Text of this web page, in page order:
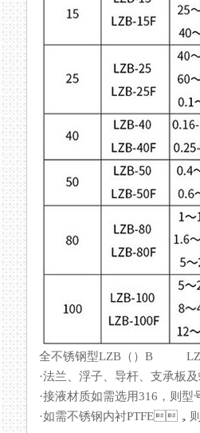
全不锈钢型LZB（）B
·法兰、浮子、导杆、支
·接液材质如需选用316，则型号
·如需不锈钢内衬PTFE，则型